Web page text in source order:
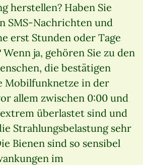
herstellen? Haben Sie
SMS-Nachrichten und
erst Stunden oder Tage
ja, gehören Sie zu den
die bestätigen
Mobilfunknetze in der
allem zwischen 0:00 und
überlastet sind und
Strahlungsbelastung sehr
Bienen sind so sensibel
im